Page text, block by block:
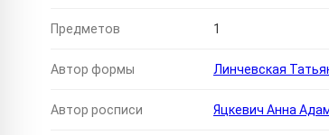
Предметов 1
Автор формы Линчевская
Автор росписи Яцкевич Анна